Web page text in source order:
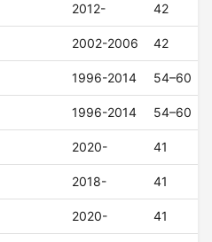
2012- 42
2002-2006 42
1996-2014 54–60
1996-2014 54–60
2020- 41
2018- 41
2020- 41